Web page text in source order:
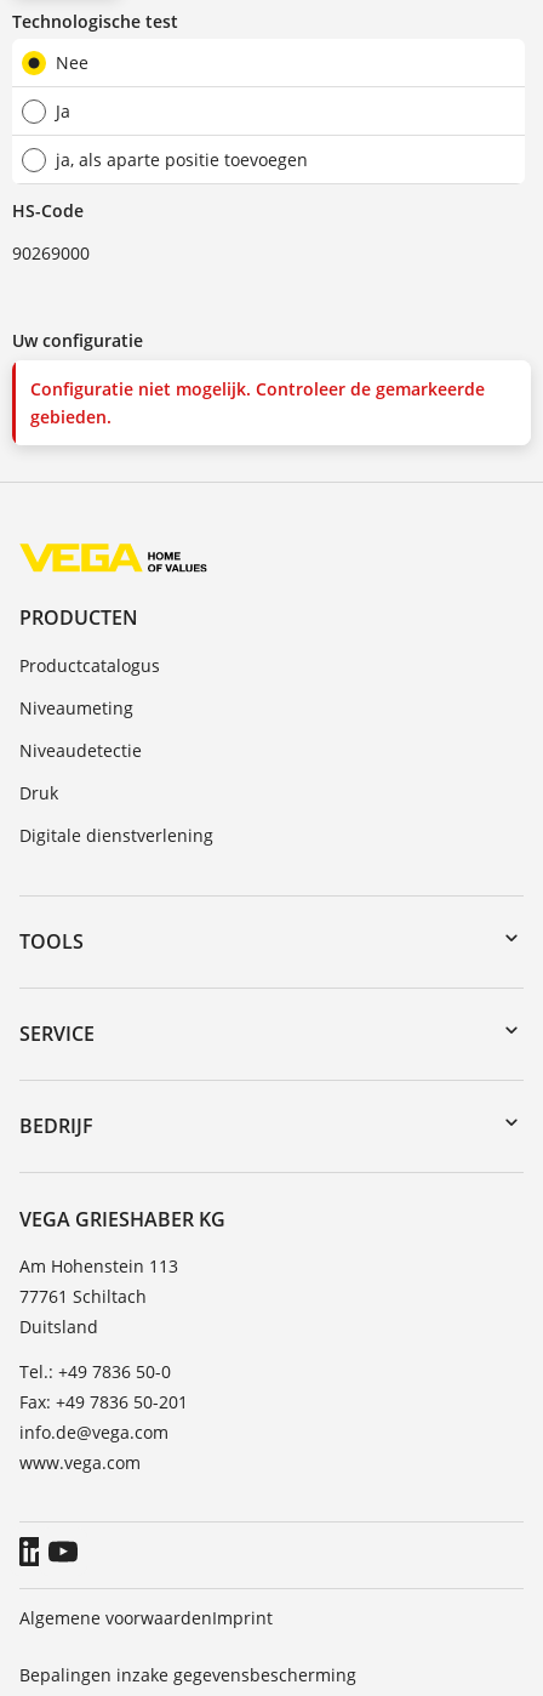
Technologische test
Nee
Ja
ja, als aparte positie toevoegen
HS-Code
90269000
Uw configuratie
Configuratie niet mogelijk. Controleer de gemarkeerde
gebieden.
PRODUCTEN
Productcatalogus
Niveaumeting
Niveaudetectie
Druk
Digitale dienstverlening
TOOLS
Downloads
Serienummer zoeken
DTM Collection/PACTware
SERVICE
Reparatieformulier instrument
Seminars
Bestendigheidslijst
TeamViewer
BEDRIJF
Over VEGA
Contact
Nieuws
Persberichten
Blog
VEGA GRIESHABER KG
Am Hohenstein 113
77761 Schiltach
Duitsland
Tel.: +49 7836 50-0
Fax: +49 7836 50-201
info.de@vega.com
www.vega.com
Algemene voorwaardenImprint
Bepalingen inzake gegevensbescherming